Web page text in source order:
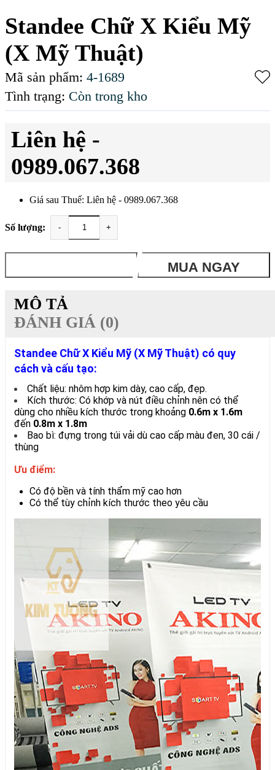
Standee Chữ X Kiểu Mỹ
(X Mỹ Thuật)
Mã sản phẩm: 4-1689
Tình trạng: Còn trong kho
Liên hệ -
0989.067.368
Giá sau Thuế: Liên hệ - 0989.067.368
Số lượng: - +
MUA NGAY
MÔ TẢ
ĐÁNH GIÁ (0)
Standee Chữ X Kiểu Mỹ (X Mỹ Thuật) có quy
cách và cấu tạo:
Chất liệu: nhôm hợp kim dày, cao cấp, đẹp.
Kích thước: Có khớp và nút điều chỉnh nên có thể
dùng cho nhiều kích thước trong khoảng 0.6m x 1.6m
đến 0.8m x 1.8m
Bao bì: đựng trong túi vải dù cao cấp màu đen, 30 cái /
thùng
Ưu điểm:
Có độ bền và tính thẩm mỹ cao hơn
Có thể tùy chỉnh kích thước theo yêu cầu